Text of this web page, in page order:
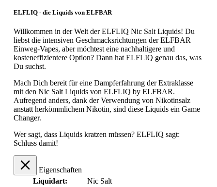
ELFLIQ - die Liquids von ELFBAR
Willkommen in der Welt der ELFLIQ Nic Salt Liquids! Du
liebst die intensiven Geschmacksrichtungen der ELFBAR
Einweg-Vapes, aber möchtest eine nachhaltigere und
kosteneffizientere Option? Dann hat ELFLIQ genau das, was
Du suchst.
Mach Dich bereit für eine Dampferfahrung der Extraklasse
mit den Nic Salt Liquids von ELFLIQ by ELFBAR.
Aufregend anders, dank der Verwendung von Nikotinsalz
anstatt herkömmlichem Nikotin, sind diese Liquids ein Game
Changer.
Wer sagt, dass Liquids kratzen müssen? ELFLIQ sagt:
Schluss damit!
Eigenschaften
Liquidart:
Nic Salt